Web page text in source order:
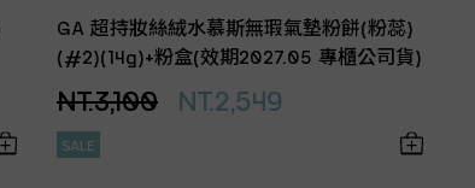
GA 超持妝絲絨水慕斯無瑕氣墊粉餅(粉蕊)
(#2)(14g)+粉盒(效期2027.05 專櫃公司貨)
NT.3,100 NT.2,549
SALE